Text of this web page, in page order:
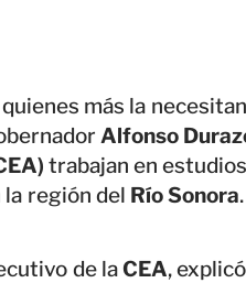
más la
Alfonso
trabajan en
región del Río Sonora.
de laCEA,